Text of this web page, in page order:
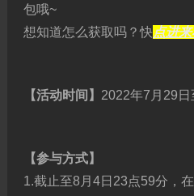
包哦~
想知道怎么获取吗？快点进
【活动时间】 2022年7月29日
【参与方式】
1.截止至8月4日23点59分，